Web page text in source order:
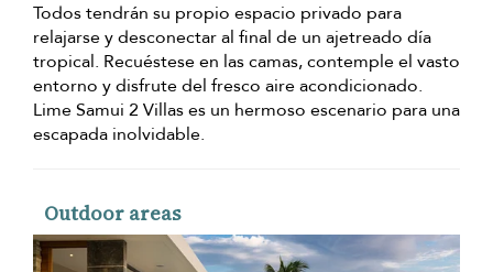
Todos tendrán su propio espacio privado para
relajarse y desconectar al final de un ajetreado día
tropical. Recuéstese en las camas, contemple el vasto
entorno y disfrute del fresco aire acondicionado.
Lime Samui 2 Villas es un hermoso escenario para una
escapada inolvidable.
Outdoor areas